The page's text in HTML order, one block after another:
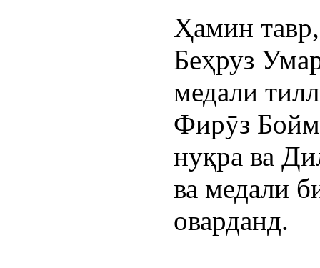
Ҳамин
Беҳруз
медали
Фирӯз
нуқра ва
ва медали
оварданд.